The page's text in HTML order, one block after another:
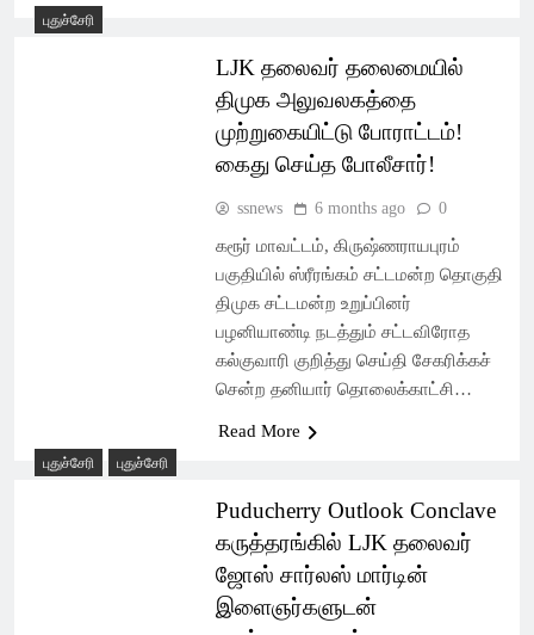
புதுச்சேரி
LJK தலைவர் தலைமையில்
திமுக அலுவலகத்தை
முற்றுகையிட்டு போராட்டம்!
கைது செய்த போலீசார்!
ssnews 6 months ago 0
கரூர் மாவட்டம், கிருஷ்ணராயபுரம்
பகுதியில் ஸ்ரீரங்கம் சட்டமன்ற தொகுதி
திமுக சட்டமன்ற உறுப்பினர்
பழனியாண்டி நடத்தும் சட்டவிரோத
கல்குவாரி குறித்து செய்தி சேகரிக்கச்
சென்ற தனியார் தொலைக்காட்சி…
Read More
புதுச்சேரி புதுச்சேரி
Puducherry Outlook Conclave
கருத்தரங்கில் LJK தலைவர்
ஜோஸ் சார்லஸ் மார்டின்
இளைஞர்களுடன்